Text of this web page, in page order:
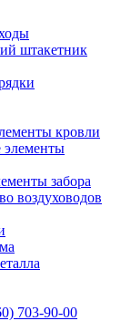
штакетник
кровли
забора
воздуховодов
703-90-00